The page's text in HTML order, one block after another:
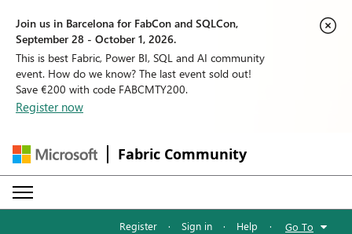
Join us in Barcelona for FabCon and SQLCon,
September 28 - October 1, 2026.
This is best Fabric, Power BI, SQL and AI community
event. How do we know? The last event sold out!
Save €200 with code FABCMTY200.
Register now
Fabric Community
Register · Sign in · Help · Go To